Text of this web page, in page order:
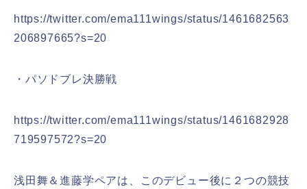
https://twitter.com/ema111wings/status/1461682563
206897665?s=20
・パソドブレ決勝戦
https://twitter.com/ema111wings/status/1461682928
719597572?s=20
浅田舞＆進藤学ペアは、このデビュー後に２つの競技